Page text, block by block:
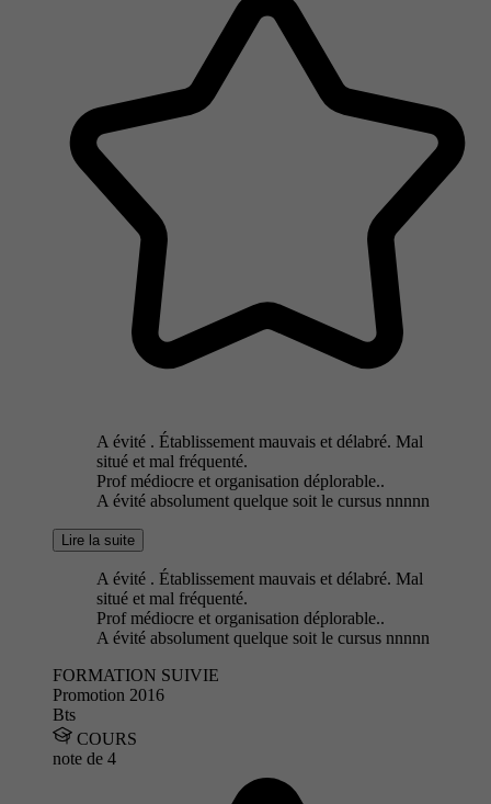
A évité . Établissement mauvais et délabré. Mal
situé et mal fréquenté.
Prof médiocre et organisation déplorable..
A évité absolument quelque soit le cursus nnnnn
Lire la suite
A évité . Établissement mauvais et délabré. Mal
situé et mal fréquenté.
Prof médiocre et organisation déplorable..
A évité absolument quelque soit le cursus nnnnn
FORMATION SUIVIE
Promotion 2016
Bts
COURS
note de 4